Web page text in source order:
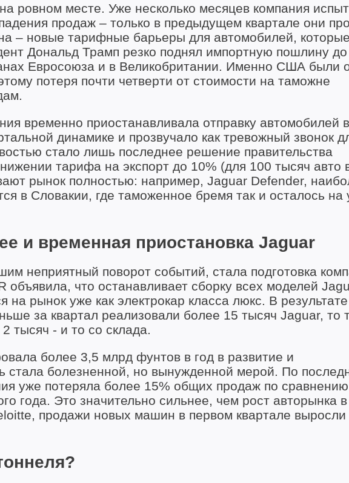
ровном месте. Уже несколько месяцев компания
продаж – только в предыдущем квартале они
– новые тарифные барьеры для автомобилей, которые
Дональд Трамп резко поднял импортную пошлину
Евросоюза и в Великобритании. Именно США были
потеря почти четверти от стоимости на таможне
временно приостанавливала отправку автомобилей
динамике и прозвучало как тревожный звонок
стало лишь последнее решение правительства
тарифа на экспорт до 10% (для 100 тысяч авто
рынок полностью: например, Jaguar Defender,
в Словакии, где таможенное бремя так и осталось на
и временная приостановка Jaguar
неприятный поворот событий, стала подготовка
объявила, что останавливает сборку всех моделей
на рынок уже как электрокар класса люкс. В
за квартал реализовали более 15 тысяч Jaguar, то
тысяч - и то со склада.
более 3,5 млрд фунтов в год в развитие и
стала болезненной, но вынужденной мерой. По
уже потеряла более 15% общих продаж по
года. Это значительно сильнее, чем рост авторынка
продажи новых машин в первом квартале выросли